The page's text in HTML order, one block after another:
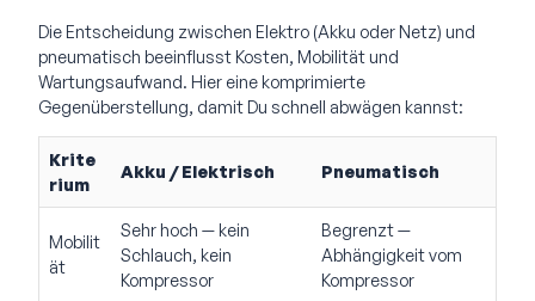
Die Entscheidung zwischen Elektro (Akku oder Netz) und
pneumatisch beeinflusst Kosten, Mobilität und
Wartungsaufwand. Hier eine komprimierte
Gegenüberstellung, damit Du schnell abwägen kannst:
Krite
rium
Akku / Elektrisch Pneumatisch
Mobilit
ät
Sehr hoch — kein
Schlauch, kein
Kompressor
Begrenzt —
Abhängigkeit vom
Kompressor